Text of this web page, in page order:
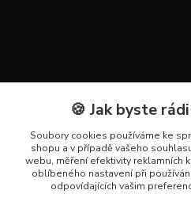
Kontakty
+420 602 223 614
info@zahradnictvipetro.cz
🍪 Jak byste
Soubory cookies používáme ke
shopu a v případě vašeho
webu, měření efektivity reklamních
oblíbeného nastavení při
odpovídajících vašim